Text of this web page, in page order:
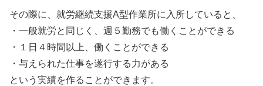
その際に、就労継続支援A型作業所に入所していると、
・一般就労と同じく、週５勤務でも働くことができる
・１日４時間以上、働くことができる
・与えられた仕事を遂行する力がある
という実績を作ることができます。